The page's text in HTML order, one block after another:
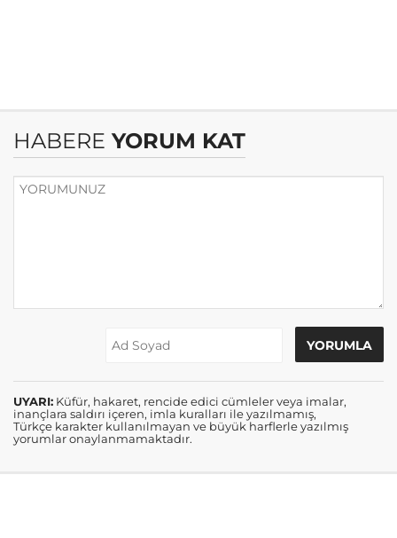
HABERE YORUM KAT
UYARI: Küfür, hakaret, rencide edici cümleler veya imalar,
inançlara saldırı içeren, imla kuralları ile yazılmamış,
Türkçe karakter kullanılmayan ve büyük harflerle yazılmış
yorumlar onaylanmamaktadır.